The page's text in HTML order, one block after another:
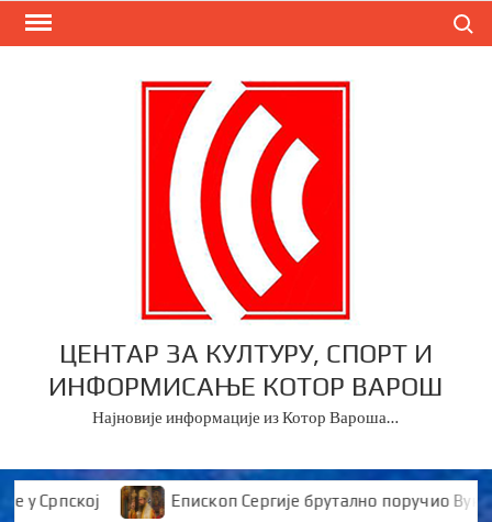
Skip
ЦЕНТАР ЗА КУЛТУРУ, СПОРТ И
ИНФОРМИСАЊЕ КОТОР ВАРОШ
Најновије информације из Котор Вароша…
Епископ Сергије брутално поручио